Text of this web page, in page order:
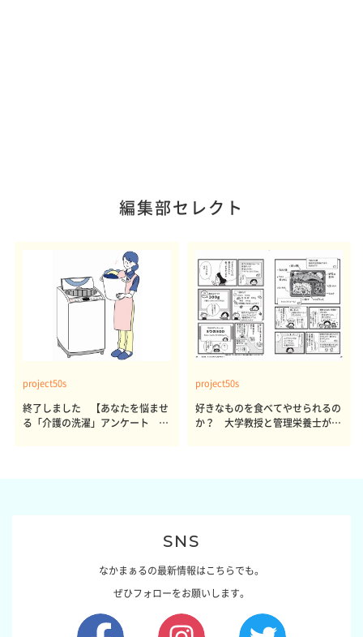
編集部セレクト
project50s
終了しました 【あなたを悩ませ
る「介護の洗濯」アンケート 体
project50s
好きなものを食べてやせられるの
か？ 大学教授と管理栄養士が出
SNS
なかまぁるの最新情報はこちらでも。
ぜひフォローをお願いします。